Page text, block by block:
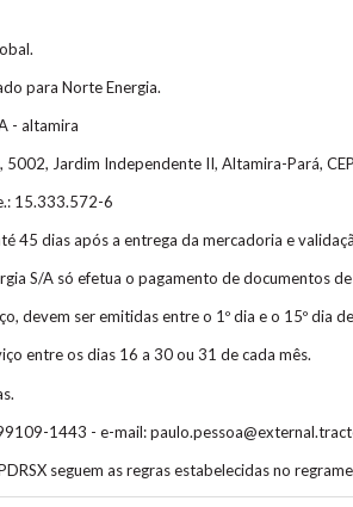
para Norte Energia.
- altamira
5002, Jardim Independente II, Altamira-Pará,
15.333.572-6
45 dias após a entrega da mercadoria e
S/A só efetua o pagamento de documentos
devem ser emitidas entre o 1º dia e o 15º dia
entre os dias 16 a 30 ou 31 de cada mês.
1443 - e-mail:
seguem as regras estabelecidas no